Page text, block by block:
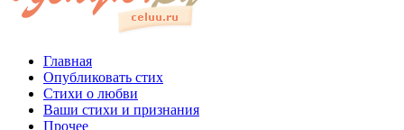
Главная
Опубликовать стих
Стихи о любви
Ваши стихи и признания
Прочее